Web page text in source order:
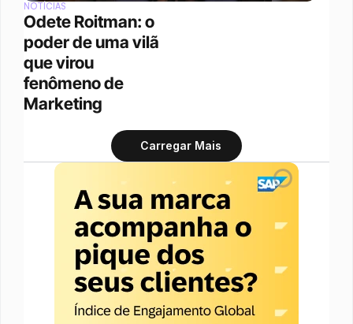
NOTÍCIAS
Odete Roitman: o
poder de uma vilã
que virou
fenômeno de
Marketing
Carregar Mais